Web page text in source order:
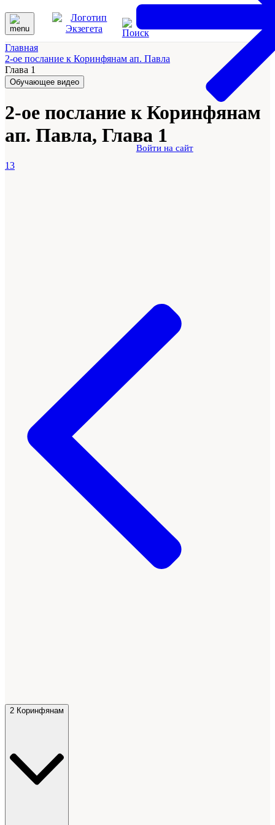
Войти на сайт
Главная
2-ое послание к Коринфянам ап. Павла
Глава 1
Обучающее видео
2-ое послание к Коринфянам
ап. Павла, Глава 1
13
2 Коринфянам